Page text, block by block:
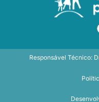
Responsável Técnico: